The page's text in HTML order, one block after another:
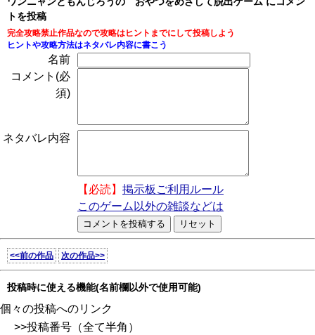
トを投稿
完全攻略禁止作品なので攻略はヒントまでにして投稿しよう
ヒントや攻略方法はネタバレ内容に書こう
名前
コメント(必
須)
ネタバレ内容
【必読】 掲示板ご利用ルール
このゲーム以外の雑談などは
<<前の作品 次の作品>>
投稿時に使える機能(名前欄以外で使用可能)
個々の投稿へのリンク
>>投稿番号（全て半角）